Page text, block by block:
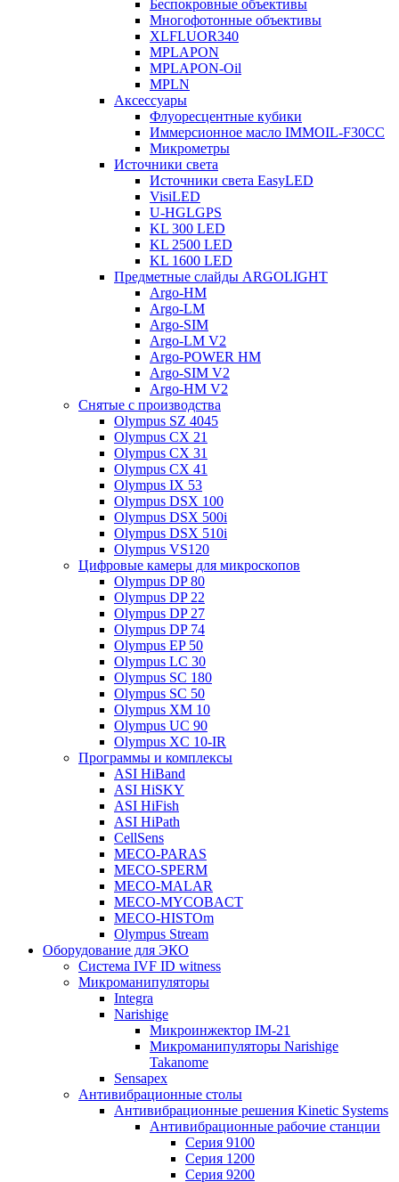
Беспокровные объективы
Многофотонные объективы
XLFLUOR340
MPLAPON
MPLAPON-Oil
MPLN
Аксессуары
Флуоресцентные кубики
Иммерсионное масло IMMOIL-F30CC
Микрометры
Источники света
Источники света EasyLED
VisiLED
U-HGLGPS
KL 300 LED
KL 2500 LED
KL 1600 LED
Предметные слайды ARGOLIGHT
Argo-HM
Argo-LM
Argo-SIM
Argo-LM V2
Argo-POWER HM
Argo-SIM V2
Argo-HM V2
Снятые с производства
Olympus SZ 4045
Olympus CX 21
Olympus CX 31
Olympus CX 41
Olympus IX 53
Olympus DSX 100
Olympus DSX 500i
Olympus DSX 510i
Olympus VS120
Цифровые камеры для микроскопов
Olympus DP 80
Olympus DP 22
Olympus DP 27
Olympus DP 74
Olympus EP 50
Olympus LC 30
Olympus SC 180
Olympus SC 50
Olympus XM 10
Olympus UC 90
Olympus XC 10-IR
Программы и комплексы
ASI HiBand
ASI HiSKY
ASI HiFish
ASI HiPath
CellSens
MECO-PARAS
MECO-SPERM
MECO-MALAR
MECO-MYCOBACT
MECO-HISTOm
Olympus Stream
Оборудование для ЭКО
Система IVF ID witness
Микроманипуляторы
Integra
Narishige
Микроинжектор IM-21
Микроманипуляторы Narishige
Takanome
Sensapex
Антивибрационные столы
Антивибрационные решения Kinetic Systems
Антивибрационные рабочие станции
Серия 9100
Серия 1200
Серия 9200